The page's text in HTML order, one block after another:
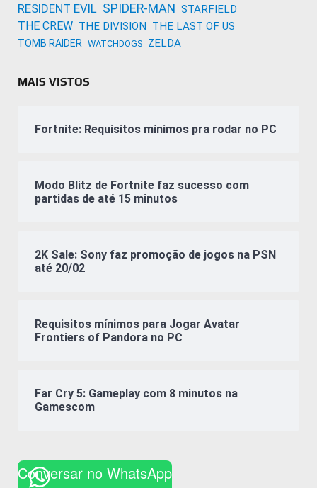
RESIDENT EVIL SPIDER-MAN STARFIELD
THE CREW THE DIVISION THE LAST OF US
TOMB RAIDER WATCHDOGS ZELDA
MAIS VISTOS
Fortnite: Requisitos mínimos pra rodar no PC
Modo Blitz de Fortnite faz sucesso com
partidas de até 15 minutos
2K Sale: Sony faz promoção de jogos na PSN
até 20/02
Requisitos mínimos para Jogar Avatar
Frontiers of Pandora no PC
Far Cry 5: Gameplay com 8 minutos na
Gamescom
Conversar no WhatsApp